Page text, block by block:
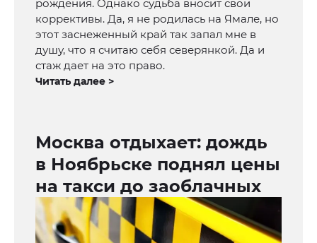
рождения. Однако судьба вносит свои
коррективы. Да, я не родилась на Ямале, но
этот заснеженный край так запал мне в
душу, что я считаю себя северянкой. Да и
стаж дает на это право.
Читать далее >
Москва отдыхает: дождь
в Ноябрьске поднял цены
на такси до заоблачных